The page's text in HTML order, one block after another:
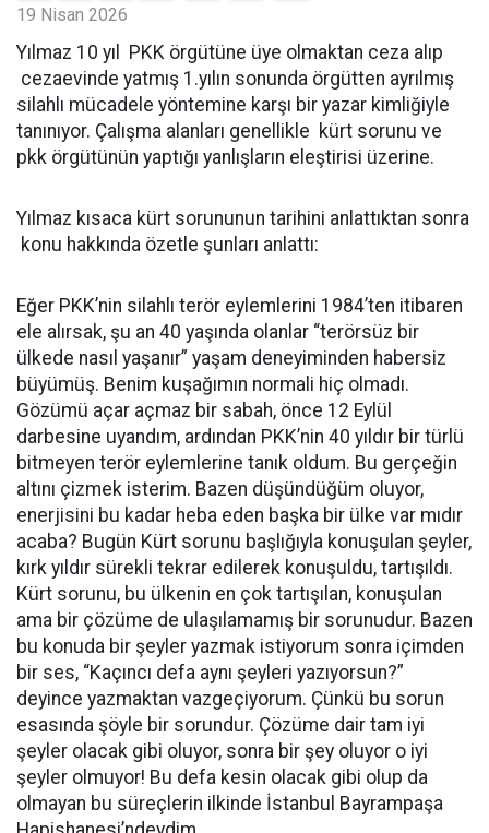
19 Nisan 2026
Yılmaz 10 yıl PKK örgütüne üye olmaktan ceza alıp
cezaevinde yatmış 1.yılın sonunda örgütten ayrılmış
silahlı mücadele yöntemine karşı bir yazar kimliğiyle
tanınıyor. Çalışma alanları genellikle kürt sorunu ve
pkk örgütünün yaptığı yanlışların eleştirisi üzerine.
Yılmaz kısaca kürt sorununun tarihini anlattıktan sonra
konu hakkında özetle şunları anlattı:
Eğer PKK’nin silahlı terör eylemlerini 1984’ten itibaren
ele alırsak, şu an 40 yaşında olanlar “terörsüz bir
ülkede nasıl yaşanır” yaşam deneyiminden habersiz
büyümüş. Benim kuşağımın normali hiç olmadı.
Gözümü açar açmaz bir sabah, önce 12 Eylül
darbesine uyandım, ardından PKK’nin 40 yıldır bir türlü
bitmeyen terör eylemlerine tanık oldum. Bu gerçeğin
altını çizmek isterim. Bazen düşündüğüm oluyor,
enerjisini bu kadar heba eden başka bir ülke var mıdır
acaba? Bugün Kürt sorunu başlığıyla konuşulan şeyler,
kırk yıldır sürekli tekrar edilerek konuşuldu, tartışıldı.
Kürt sorunu, bu ülkenin en çok tartışılan, konuşulan
ama bir çözüme de ulaşılamamış bir sorunudur. Bazen
bu konuda bir şeyler yazmak istiyorum sonra içimden
bir ses, “Kaçıncı defa aynı şeyleri yazıyorsun?”
deyince yazmaktan vazgeçiyorum. Çünkü bu sorun
esasında şöyle bir sorundur. Çözüme dair tam iyi
şeyler olacak gibi oluyor, sonra bir şey oluyor o iyi
şeyler olmuyor! Bu defa kesin olacak gibi olup da
olmayan bu süreçlerin ilkinde İstanbul Bayrampaşa